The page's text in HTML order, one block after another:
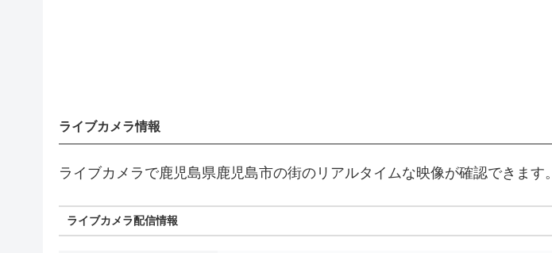
ライブカメラ情報
ライブカメラで鹿児島県鹿児島市の街のリアルタイムな映像が確認できます。
ライブカメラ配信情報